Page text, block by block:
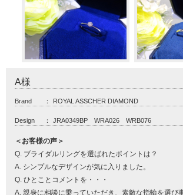
A様
Brand ： ROYAL ASSCHER DIAMOND
Design ： JRA0349BP WRA026 WRB076
＜お客様の声＞
Q. ブライダルリングを選ばれたポイントは？
A. シンプルなデザインが気に入りました。
Q. ひとことコメントを・・・
A. 親身に相談に乗っていただき、素敵な指輪を選び